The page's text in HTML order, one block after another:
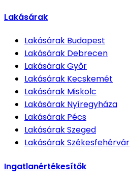
Lakásárak
Lakásárak Budapest
Lakásárak Debrecen
LakásárakGyőr
Lakásárak Kecskemét
Lakásárak Miskolc
Lakásárak Nyíregyháza
Lakásárak Pécs
LakásárakSzeged
LakásárakSzékesfehérvár
Ingatlanértékesítők